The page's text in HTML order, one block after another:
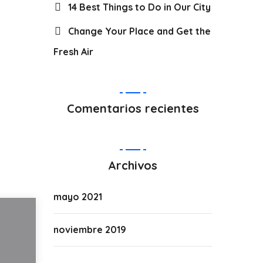
14 Best Things to Do in Our City
Change Your Place and Get the
Fresh Air
Comentarios recientes
Archivos
mayo 2021
noviembre 2019